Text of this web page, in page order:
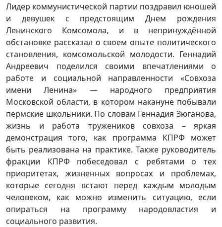
Лидер коммунистической партии поздравил юношей
и девушек с предстоящим Днем рождения
Ленинского Комсомола, и в непринуждённой
обстановке рассказал о своем опыте политического
становления, комсомольской молодости. Геннадий
Андреевич поделился своими впечатлениями о
работе и социальной направленности «Совхоза
имени Ленина» — народного предприятия
Московской области, в котором накануне побывали
пермские школьники. По словам Геннадия Зюганова,
жизнь и работа тружеников совхоза – яркая
демонстрация того, как программа КПРФ может
быть реализована на практике. Также руководитель
фракции КПРФ побеседовал с ребятами о тех
приоритетах, жизненных вопросах и проблемах,
которые сегодня встают перед каждым молодым
человеком, как можно изменить ситуацию, если
опираться на программу народовластия и
социального развития.